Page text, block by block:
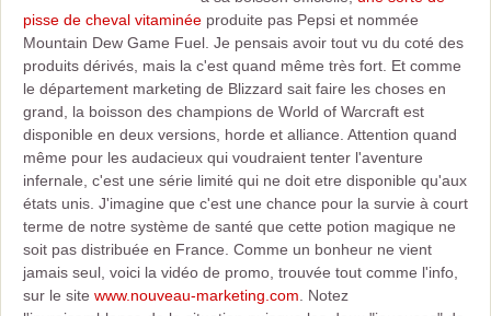
pisse de cheval vitaminée produite pas Pepsi et nommée
Mountain Dew Game Fuel . Je pensais avoir tout vu du coté des
produits dérivés, mais la c'est quand même très fort. Et comme
le département marketing de Blizzard sait faire les choses en
grand, la boisson des champions de World of Warcraft est
disponible en deux versions, horde et alliance. Attention quand
même pour les audacieux qui voudraient tenter l'aventure
infernale, c'est une série limité qui ne doit etre disponible qu'aux
états unis. J'imagine que c'est une chance pour la survie à court
terme de notre système de santé que cette potion magique ne
soit pas distribuée en France. Comme un bonheur ne vient
jamais seul, voici la vidéo de promo, trouvée tout comme l'info,
sur le site www.nouveau-marketing.com . Notez